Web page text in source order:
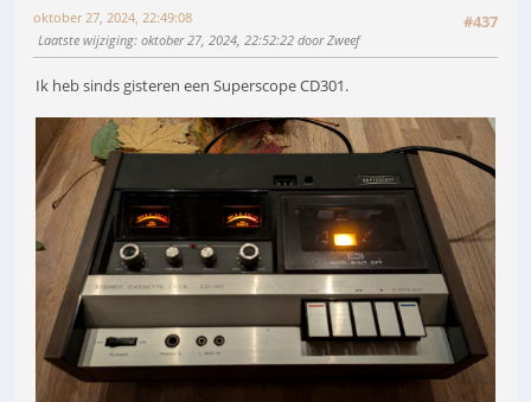
#437
oktober 27, 2024, 22:49:08
Laatste wijziging: oktober 27, 2024, 22:52:22 door Zweef
Ik heb sinds gisteren een Superscope CD301.